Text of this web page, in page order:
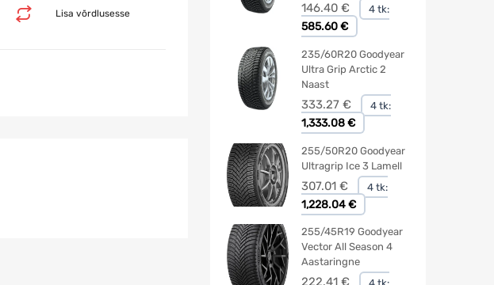
Lisa võrdlusesse 146.40 € 4 tk:
585.60 €
235/60R20 Goodyear
Ultra Grip Arctic 2
Naast
333.27 € 4 tk:
1,333.08 €
255/50R20 Goodyear
Ultragrip Ice 3 Lamell
307.01 € 4 tk:
1,228.04 €
255/45R19 Goodyear
Vector All Season 4
Aastaringne
222.41 €